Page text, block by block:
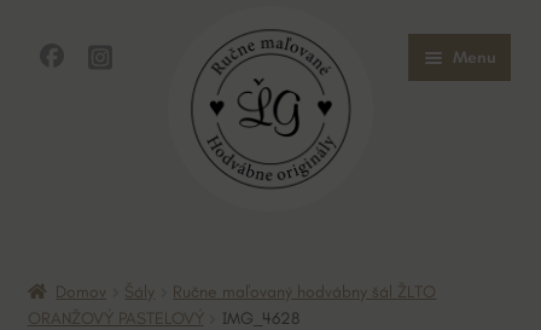
Menu
Obchod
Domov Šály
Ručne maľovaný hodvábny šál ŽLTO
ORANŽOVÝ PASTELOVÝ
IMG_4628